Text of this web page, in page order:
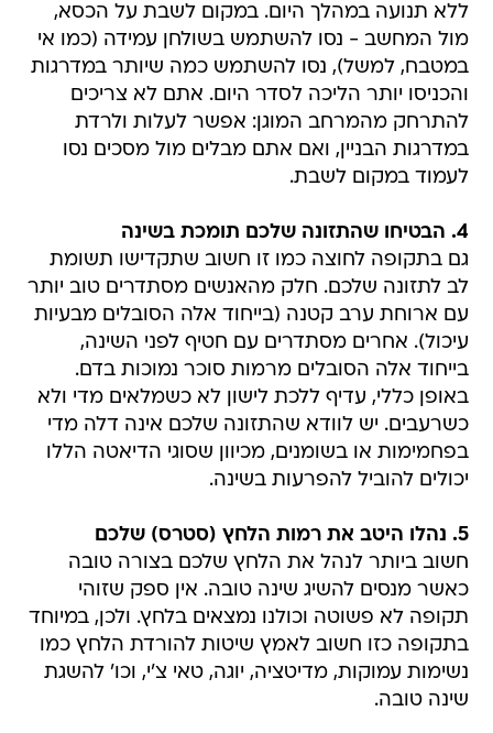
ללא תנועה במהלך היום. במקום לשבת על הכסא,
מול המחשב - נסו להשתמש בשולחן עמידה (כמו אי
במטבח, למשל), נסו להשתמש כמה שיותר במדרגות
והכניסו יותר הליכה לסדר היום. אתם לא צריכים
להתרחק מהמרחב המוגן: אפשר לעלות ולרדת
במדרגות הבניין, ואם אתם מבלים מול מסכים נסו
לעמוד במקום לשבת.
4. הבטיחו שהתזונה שלכם תומכת בשינה
גם בתקופה לחוצה כמו זו חשוב שתקדישו תשומת
לב לתזונה שלכם. חלק מהאנשים מסתדרים טוב יותר
עם ארוחת ערב קטנה (בייחוד אלה הסובלים מבעיות
עיכול). אחרים מסתדרים עם חטיף לפני השינה,
בייחוד אלה הסובלים מרמות סוכר נמוכות בדם.
באופן כללי, עדיף ללכת לישון לא כשמלאים מדי ולא
כשרעבים. יש לוודא שהתזונה שלכם אינה דלה מדי
בפחמימות או בשומנים, מכיוון שסוגי הדיאטה הללו
יכולים להוביל להפרעות בשינה.
5. נהלו היטב את רמות הלחץ (סטרס) שלכם
חשוב ביותר לנהל את הלחץ שלכם בצורה טובה
כאשר מנסים להשיג שינה טובה. אין ספק שזוהי
תקופה לא פשוטה וכולנו נמצאים בלחץ. ולכן, במיוחד
בתקופה כזו חשוב לאמץ שיטות להורדת הלחץ כמו
נשימות עמוקות, מדיטציה, יוגה, טאי צ'י, וכו' להשגת
שינה טובה.